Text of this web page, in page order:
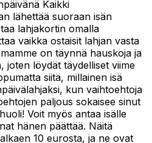
Kaikki
lähettää suoraan isän
lahjakortin omalla
vaikka ostaisit lahjan vasta
on täynnä hauskoja ja
joten löydät täydelliset viime
siitä, millainen isä
kun vaihtoehtoja
paljous sokaisee sinut
Voit myös antaa isälle
hänen päättää. Näitä
10 eurosta, ja ne ovat